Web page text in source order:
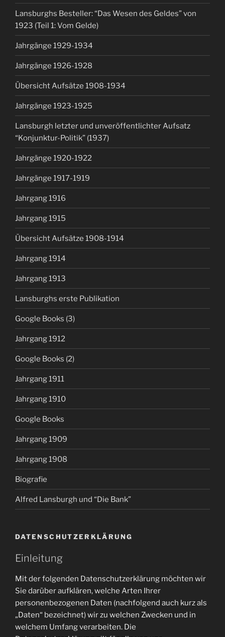
Lansburghs Besteller: “Das Wesen des Geldes” von
1923 (Teil 1: Vom Gelde)
Jahrgänge 1929-1934
Jahrgänge 1926-1928
Übersicht Aufsätze 1908-1934
Jahrgänge 1923-1925
Lansburgh letzter und unveröffentlichter Aufsatz
“Konjunktur-Politik” (1937)
Jahrgänge 1920-1922
Jahrgänge 1917-1919
Jahrgang 1916
Jahrgang 1915
Übersicht Aufsätze 1908-1914
Jahrgang 1914
Jahrgang 1913
Lansburghs erste Publikation
Google Books (3)
Jahrgang 1912
Google Books (2)
Jahrgang 1911
Jahrgang 1910
Google Books
Jahrgang 1909
Jahrgang 1908
Biografie
Alfred Lansburgh und “Die Bank”
DATENSCHUTZERKLÄRUNG
Einleitung
Mit der folgenden Datenschutzerklärung möchten wir
Sie darüber aufklären, welche Arten Ihrer
personenbezogenen Daten (nachfolgend auch kurz als
„Daten“ bezeichnet) wir zu welchen Zwecken und in
welchem Umfang verarbeiten. Die